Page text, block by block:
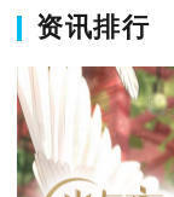
资讯排行